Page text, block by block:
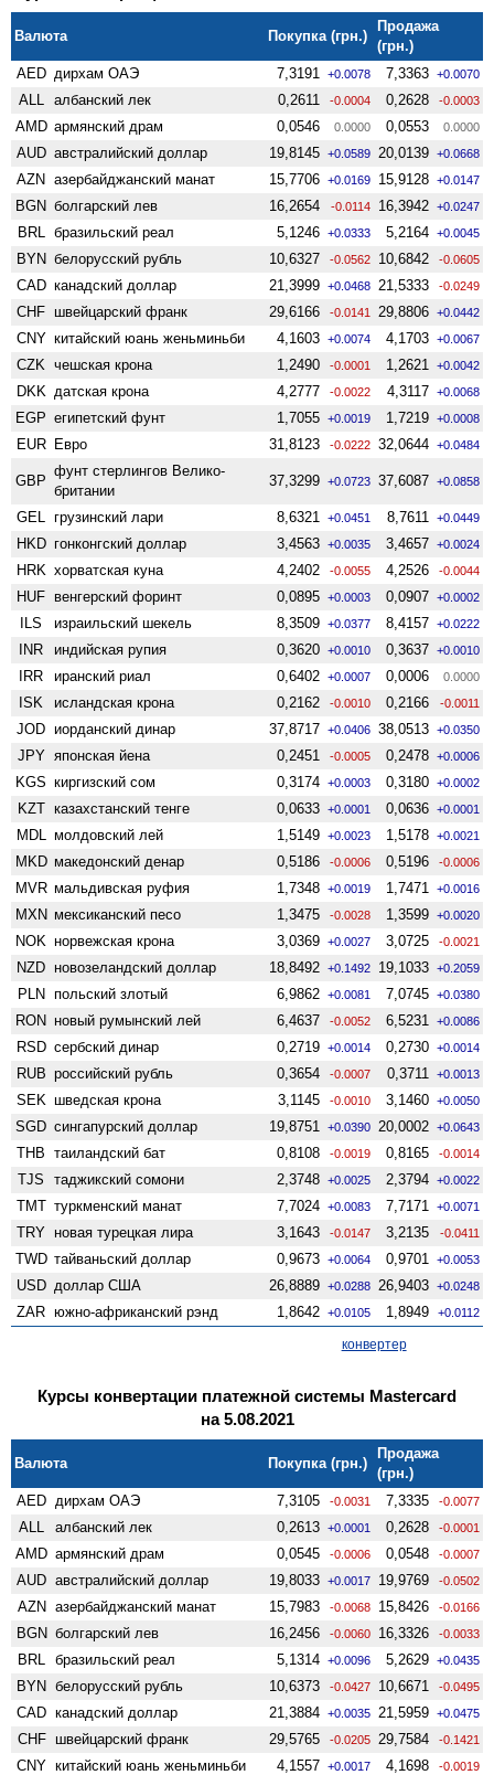
Валюта Покупка (грн.)
Продажа
(грн.)
AED дирхам ОАЭ 7,3191 +0.0078 7,3363 +0.0070
ALL албанский лек 0,2611 -0.0004 0,2628 -0.0003
AMD армянский драм 0,0546 0.0000 0,0553 0.0000
AUD австралийский доллар 19,8145 +0.0589 20,0139 +0.0668
AZN азербайджанский манат 15,7706 +0.0169 15,9128 +0.0147
BGN болгарский лев 16,2654 -0.0114 16,3942 +0.0247
BRL бразильский реал 5,1246 +0.0333 5,2164 +0.0045
BYN белорусский рубль 10,6327 -0.0562 10,6842 -0.0605
CAD канадский доллар 21,3999 +0.0468 21,5333 -0.0249
CHF швейцарский франк 29,6166 -0.0141 29,8806 +0.0442
CNY китайский юань женьминьби 4,1603 +0.0074 4,1703 +0.0067
CZK чешская крона 1,2490 -0.0001 1,2621 +0.0042
DKK датская крона 4,2777 -0.0022 4,3117 +0.0068
EGP египетский фунт 1,7055 +0.0019 1,7219 +0.0008
EUR Евро 31,8123 -0.0222 32,0644 +0.0484
GBP
фунт стерлингов Велико­
британии
37,3299 +0.0723 37,6087 +0.0858
GEL грузинский лари 8,6321 +0.0451 8,7611 +0.0449
HKD гонконгский доллар 3,4563 +0.0035 3,4657 +0.0024
HRK хорватская куна 4,2402 -0.0055 4,2526 -0.0044
HUF венгерский форинт 0,0895 +0.0003 0,0907 +0.0002
ILS израильский шекель 8,3509 +0.0377 8,4157 +0.0222
INR индийская рупия 0,3620 +0.0010 0,3637 +0.0010
IRR иранский риал 0,6402 +0.0007 0,0006 0.0000
ISK исландская крона 0,2162 -0.0010 0,2166 -0.0011
JOD иорданский динар 37,8717 +0.0406 38,0513 +0.0350
JPY японская йена 0,2451 -0.0005 0,2478 +0.0006
KGS киргизский сом 0,3174 +0.0003 0,3180 +0.0002
KZT казахстанский тенге 0,0633 +0.0001 0,0636 +0.0001
MDL молдовский лей 1,5149 +0.0023 1,5178 +0.0021
MKD македонский денар 0,5186 -0.0006 0,5196 -0.0006
MVR мальдивская руфия 1,7348 +0.0019 1,7471 +0.0016
MXN мексиканский песо 1,3475 -0.0028 1,3599 +0.0020
NOK норвежская крона 3,0369 +0.0027 3,0725 -0.0021
NZD ново­зеландский доллар 18,8492 +0.1492 19,1033 +0.2059
PLN польский злотый 6,9862 +0.0081 7,0745 +0.0380
RON новый румынский лей 6,4637 -0.0052 6,5231 +0.0086
RSD сербский динар 0,2719 +0.0014 0,2730 +0.0014
RUB российский рубль 0,3654 -0.0007 0,3711 +0.0013
SEK шведская крона 3,1145 -0.0010 3,1460 +0.0050
SGD сингапурский доллар 19,8751 +0.0390 20,0002 +0.0643
THB таиландский бат 0,8108 -0.0019 0,8165 -0.0014
TJS таджикский сомони 2,3748 +0.0025 2,3794 +0.0022
TMT туркменский манат 7,7024 +0.0083 7,7171 +0.0071
TRY новая турецкая лира 3,1643 -0.0147 3,2135 -0.0411
TWD тайваньский доллар 0,9673 +0.0064 0,9701 +0.0053
USD доллар США 26,8889 +0.0288 26,9403 +0.0248
ZAR южно-африканский рэнд 1,8642 +0.0105 1,8949 +0.0112
конвертер
Курсы конвертации платежной системы Mastercard
на 5.08.2021
Валюта Покупка (грн.)
Продажа
(грн.)
AED дирхам ОАЭ 7,3105 -0.0031 7,3335 -0.0077
ALL албанский лек 0,2613 +0.0001 0,2628 -0.0001
AMD армянский драм 0,0545 -0.0006 0,0548 -0.0007
AUD австралийский доллар 19,8033 +0.0017 19,9769 -0.0502
AZN азербайджанский манат 15,7983 -0.0068 15,8426 -0.0166
BGN болгарский лев 16,2456 -0.0060 16,3326 -0.0033
BRL бразильский реал 5,1314 +0.0096 5,2629 +0.0435
BYN белорусский рубль 10,6373 -0.0427 10,6671 -0.0495
CAD канадский доллар 21,3884 +0.0035 21,5959 +0.0475
CHF швейцарский франк 29,5765 -0.0205 29,7584 -0.1421
CNY китайский юань женьминьби 4,1557 +0.0017 4,1698 -0.0019